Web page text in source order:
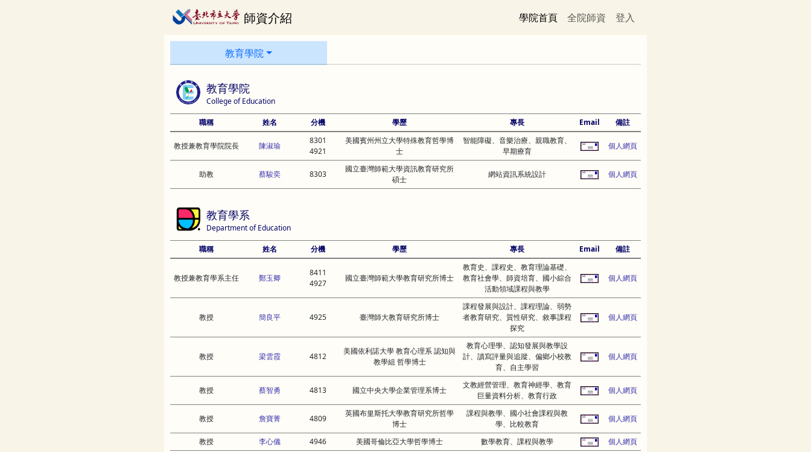
師資介紹 學院首頁 全院師資 登入
教育學院
教育學院
College of Education
職稱 姓名 分機 學歷 專長 Email 備註
教授兼教育學院院長 陳淑瑜
8301
4921
美國賓州州立大學特殊教育哲學博
士
智能障礙、音樂治療、親職教育、
早期療育
個人網頁
助教 蔡駿奕 8303
國立臺灣師範大學資訊教育研究所
碩士
網站資訊系統設計 個人網頁
教育學系
Department of Education
職稱 姓名 分機 學歷 專長 Email 備註
教授兼教育學系主任 鄭玉卿
8411
4927
國立臺灣師範大學教育研究所博士
教育史、課程史、教育理論基礎、
教育社會學、師資培育、國小綜合
活動領域課程與教學
個人網頁
教授 簡良平 4925 臺灣師大教育研究所博士
課程發展與設計、課程理論、弱勢
者教育研究、質性研究、敘事課程
探究
個人網頁
教授 梁雲霞 4812
美國依利諾大學 教育心理系 認知與
教學組 哲學博士
教育心理學、認知發展與教學設
計、讀寫評量與追蹤、偏鄉小校教
育、自主學習
個人網頁
教授 蔡智勇 4813 國立中央大學企業管理系博士
文教經營管理、教育神經學、教育
巨量資料分析、教育行政
個人網頁
教授 詹寶菁 4809
英國布里斯托大學教育研究所哲學
博士
課程與教學、國小社會課程與教
學、比較教育
個人網頁
教授 李心儀 4946 美國哥倫比亞大學哲學博士 數學教育、課程與教學
個人網頁